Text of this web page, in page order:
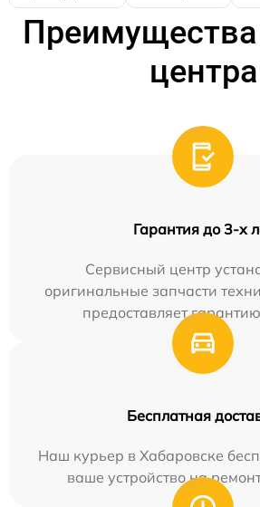
Преимущества
центра
Гарантия до 3-х
Сервисный центр
оригинальные запчасти
предоставляет
Бесплатная
Наш курьер в Хабаровске
ваше устройство на